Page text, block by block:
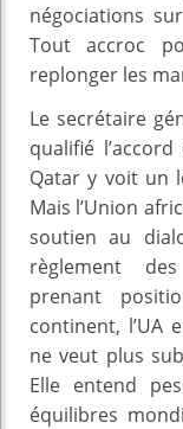
négociations
Tout accroc
replonger les
Le secrétaire
qualifié
Qatar y voit un
Mais l’Union
soutien au
règlement
prenant
continent, l’UA
ne veut plus
Elle entend
équilibres